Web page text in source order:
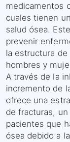
medicamentos
cuales tienen
salud ósea.
prevenir
la estructura
hombres y
A través de la
incremento de
ofrece una
de fracturas,
pacientes que
ósea debido a